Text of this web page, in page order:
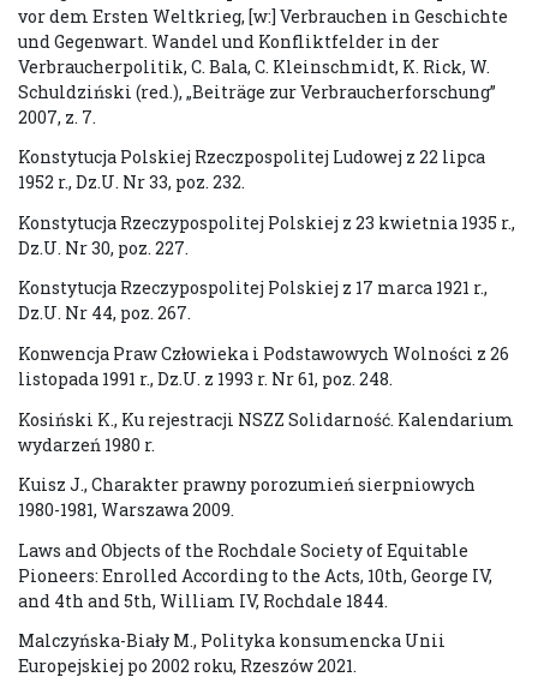
vor dem Ersten Weltkrieg, [w:] Verbrauchen in Geschichte
und Gegenwart. Wandel und Konfliktfelder in der
Verbraucherpolitik, C. Bala, C. Kleinschmidt, K. Rick, W.
Schuldziński (red.), „Beiträge zur Verbraucherforschung”
2007, z. 7.
Konstytucja Polskiej Rzeczpospolitej Ludowej z 22 lipca
1952 r., Dz.U. Nr 33, poz. 232.
Konstytucja Rzeczypospolitej Polskiej z 23 kwietnia 1935 r.,
Dz.U. Nr 30, poz. 227.
Konstytucja Rzeczypospolitej Polskiej z 17 marca 1921 r.,
Dz.U. Nr 44, poz. 267.
Konwencja Praw Człowieka i Podstawowych Wolności z 26
listopada 1991 r., Dz.U. z 1993 r. Nr 61, poz. 248.
Kosiński K., Ku rejestracji NSZZ Solidarność. Kalendarium
wydarzeń 1980 r.
Kuisz J., Charakter prawny porozumień sierpniowych
1980-1981, Warszawa 2009.
Laws and Objects of the Rochdale Society of Equitable
Pioneers: Enrolled According to the Acts, 10th, George IV,
and 4th and 5th, William IV, Rochdale 1844.
Malczyńska-Biały M., Polityka konsumencka Unii
Europejskiej po 2002 roku, Rzeszów 2021.